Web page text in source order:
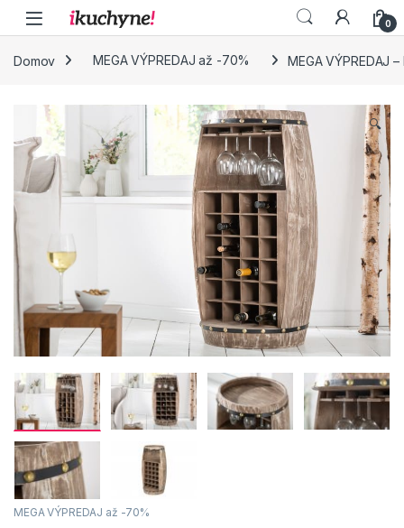
Skip to navigation
Skip to content
0
Domov MEGA VÝPREDAJ až -70% MEGA VÝPREDAJ
🔍
MEGA VÝPREDAJ až -70%